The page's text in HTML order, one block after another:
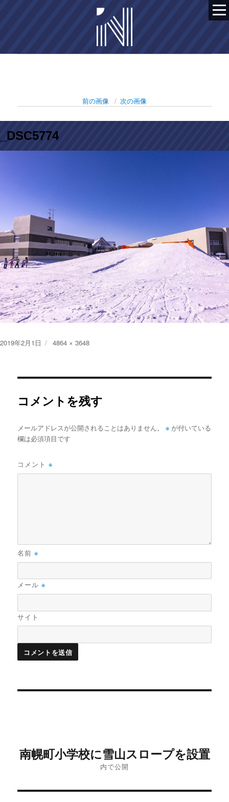
前の画像 次の画像
_DSC5774
投
2019年2月1日
フ
イ
4864 × 3648
コメントを残す
メールアドレスが公開されることはありません。 ※ が付いている
欄は必須項目です
コメント※
名前※
メール※
サイト
稿
ビ
南幌町小学校に雪山スロープを設置
内で公開